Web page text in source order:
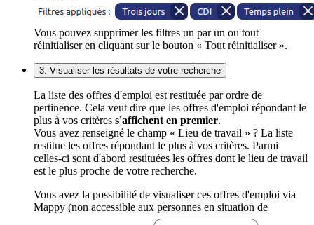
Vous pouvez supprimer les filtres un par un ou tout
réinitialiser en cliquant sur le bouton « Tout réinitialiser ».
3. Visualiser les résultats de votre recherche
La liste des offres d'emploi est restituée par ordre de
pertinence. Cela veut dire que les offres d'emploi répondant le
plus à vos critères s'affichent en premier.
Vous avez renseigné le champ « Lieu de travail » ? La liste
restitue les offres répondant le plus à vos critères. Parmi
celles-ci sont d'abord restituées les offres dont le lieu de travail
est le plus proche de votre recherche.
Vous avez la possibilité de visualiser ces offres d'emploi via
Mappy (non accessible aux personnes en situation de